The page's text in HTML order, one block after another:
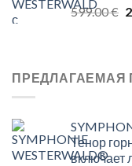
599.00€
ПРЕДЛАГАЕМАЯ
Тенор
включает